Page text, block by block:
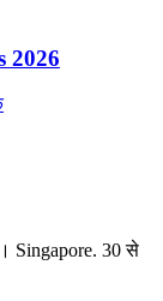
2026
Singapore. 30 से